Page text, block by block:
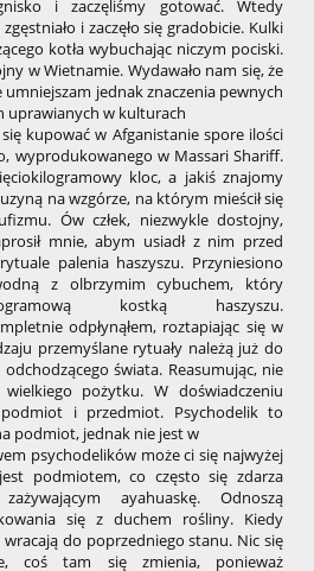
i zaczęliśmy gotować. Wtedy
i zaczęło się gradobicie. Kulki
kotła wybuchając niczym pociski.
w Wietnamie. Wydawało nam się, że
jednak znaczenia pewnych
uprawianych w kulturach
kupować w Afganistanie spore ilości
wyprodukowanego w Massari Shariff.
kloc, a jakiś znajomy
na wzgórze, na którym mieścił się
Ów człek, niezwykle dostojny,
mnie, abym usiadł z nim przed
palenia haszyszu. Przyniesiono
z olbrzymim cybuchem, który
kostką haszyszu.
odpłynąłem, roztapiając się w
przemyślane rytuały należą już do
świata. Reasumując, nie
pożytku. W doświadczeniu
i przedmiot. Psychodelik to
podmiot, jednak nie jest w
psychodelików może ci się najwyżej
podmiotem, co często się zdarza
ayahuaskę. Odnoszą
się z duchem rośliny. Kiedy
do poprzedniego stanu. Nic się
coś tam się zmienia, ponieważ